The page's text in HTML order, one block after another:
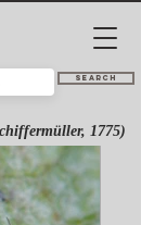
Search
1775)